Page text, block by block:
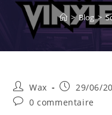
> Blog >
Auteur/autrice
de
la
Wax
Publication
publiée :
29/06/
Commentaires
0 commentaire